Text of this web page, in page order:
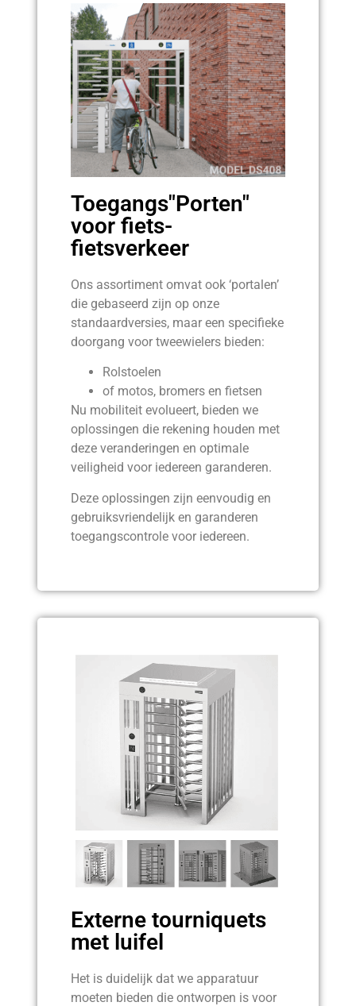
Toegangs"Porten"
voor fiets-
fietsverkeer
Ons assortiment omvat ook ‘portalen’
die gebaseerd zijn op onze
standaardversies, maar een specifieke
doorgang voor tweewielers bieden:
Rolstoelen
of motos, bromers en fietsen
Nu mobiliteit evolueert, bieden we
oplossingen die rekening houden met
deze veranderingen en optimale
veiligheid voor iedereen garanderen.
Deze oplossingen zijn eenvoudig en
gebruiksvriendelijk en garanderen
toegangscontrole voor iedereen.
Externe tourniquets
met luifel
Het is duidelijk dat we apparatuur
moeten bieden die ontworpen is voor